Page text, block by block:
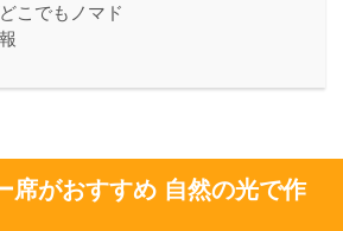
こでもノマド
席がおすすめ 自然の光で作